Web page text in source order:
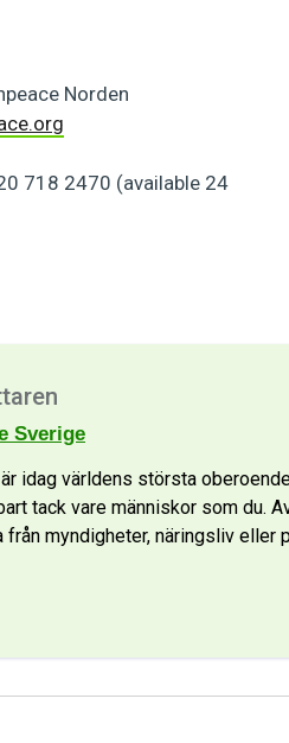
Norden
718 2470 (available 24
Sverige
idag världens största
tack vare människor som du.
från myndigheter, näringsliv eller